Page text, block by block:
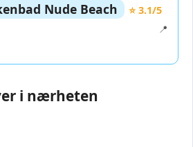
Nude Beach
⭐ 3.1/5
📍
i nærheten